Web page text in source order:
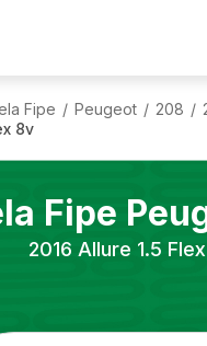
Fipe / Peugeot / 208 /
8v
Fipe
2016 Allure 1.5